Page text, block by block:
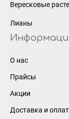
Вересковые
Лианы
О нас
Прайсы
Акции
Доставка и